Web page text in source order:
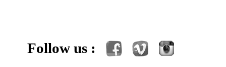
Follow us : FacebookVimeo Instagram